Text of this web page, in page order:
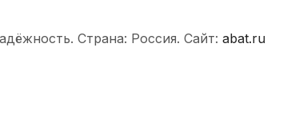
Страна: Россия. Сайт: abat.ru